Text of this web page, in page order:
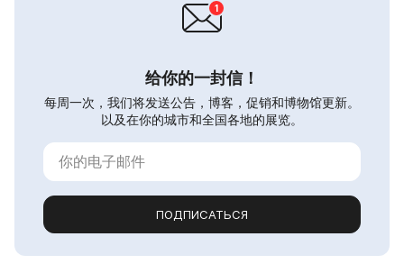
给你的一封信！
每周一次，我们将发送公告，博客，促销和博物馆更新。
以及在你的城市和全国各地的展览。
ПОДПИСАТЬСЯ